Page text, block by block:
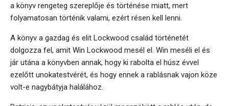
a könyv rengeteg szereplője és történése miatt, mert
folyamatosan történik valami, ezért résen kell lenni.
A könyv a gazdag és elit Lockwood család történetét
dolgozza fel, amit Win Lockwood mesél el. Win meséli el és
jár utána a könyvben annak, hogy ki rabolta el húsz évvel
ezelőtt unokatestvérét, és hogy ennek a rablásnak vajon köze
volt-e nagybátyja halálához.